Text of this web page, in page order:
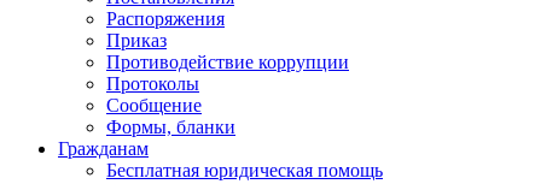
Распоряжения
Приказ
Противодействие коррупции
Протоколы
Сообщение
Формы, бланки
Гражданам
Бесплатная юридическая помощь